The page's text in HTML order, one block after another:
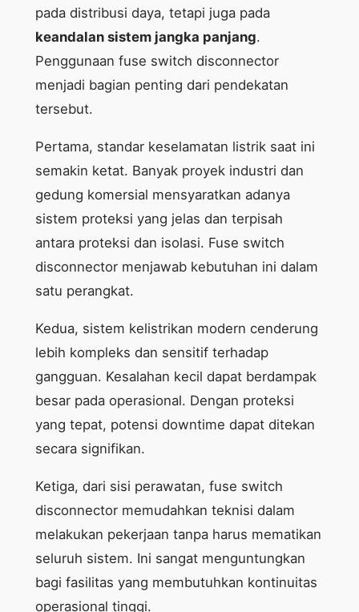
pada distribusi daya, tetapi juga pada
keandalan sistem jangka panjang.
Penggunaan fuse switch disconnector
menjadi bagian penting dari pendekatan
tersebut.
Pertama, standar keselamatan listrik saat ini
semakin ketat. Banyak proyek industri dan
gedung komersial mensyaratkan adanya
sistem proteksi yang jelas dan terpisah
antara proteksi dan isolasi. Fuse switch
disconnector menjawab kebutuhan ini dalam
satu perangkat.
Kedua, sistem kelistrikan modern cenderung
lebih kompleks dan sensitif terhadap
gangguan. Kesalahan kecil dapat berdampak
besar pada operasional. Dengan proteksi
yang tepat, potensi downtime dapat ditekan
secara signifikan.
Ketiga, dari sisi perawatan, fuse switch
disconnector memudahkan teknisi dalam
melakukan pekerjaan tanpa harus mematikan
seluruh sistem. Ini sangat menguntungkan
bagi fasilitas yang membutuhkan kontinuitas
operasional tinggi.